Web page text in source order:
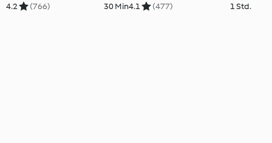
4.2 (766) 30 Min4.1 (477) 1 Std.